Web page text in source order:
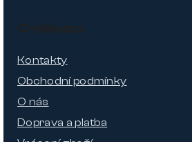
O nákupu
Kontakty
Obchodní podmínky
O nás
Doprava a platba